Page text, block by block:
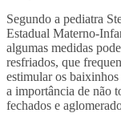
Segundo a pediatra
Estadual Materno-
algumas medidas
resfriados, que
estimular os
a importância de não
fechados e